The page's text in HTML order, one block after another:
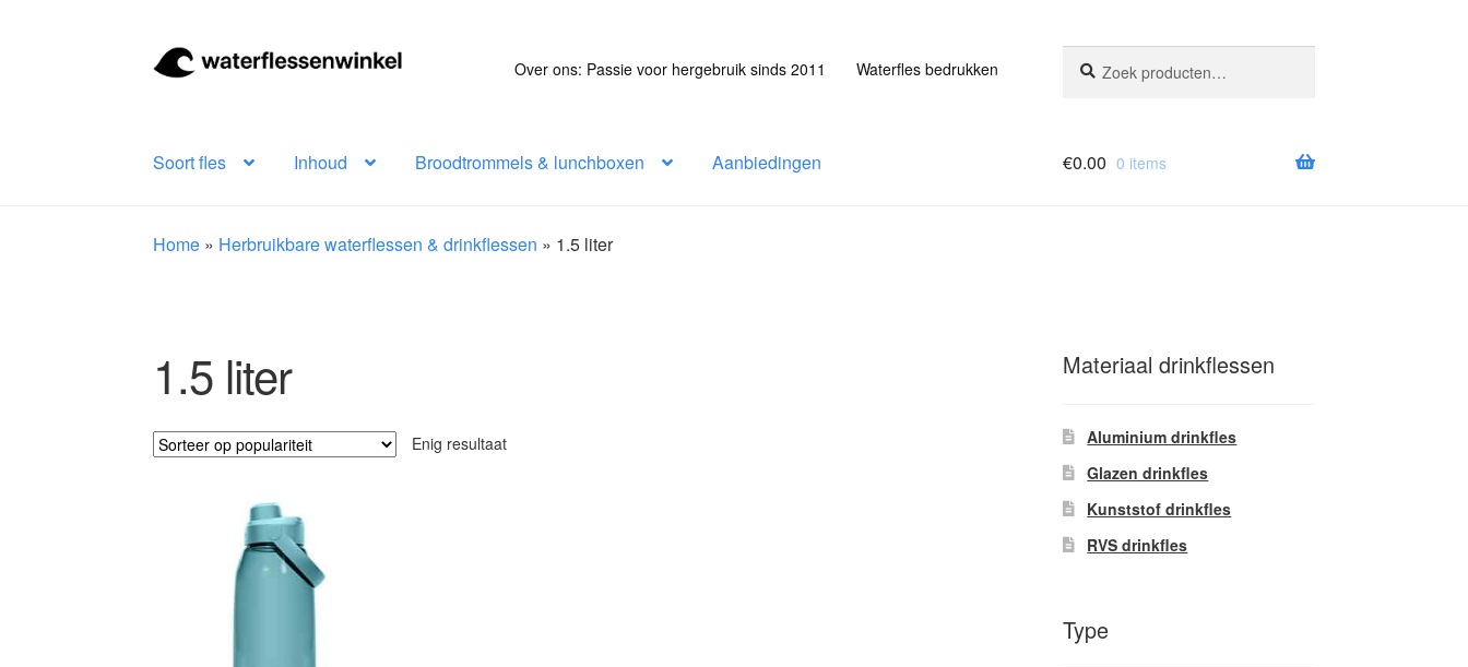
Ga
door
Ga
naar
Over ons: Passie voor hergebruik sinds 2011 Waterfles bedrukken
naar:
Soort fles Inhoud Broodtrommels & lunchboxen Aanbiedingen €0.00 0 items
Home » Herbruikbare waterflessen & drinkflessen » 1.5 liter
1.5 liter
Enig resultaat
Materiaal drinkflessen
Aluminium drinkfles
Glazen drinkfles
Kunststof drinkfles
RVS drinkfles
Type